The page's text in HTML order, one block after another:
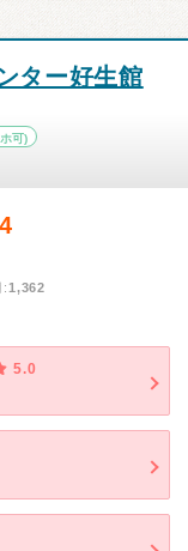
ター好生館
可)
:1,362
5.0